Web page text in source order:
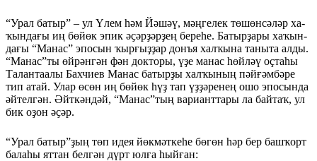
“Урал батыр” – ул Үлем һәм Йәшәү, мәңгелек төшөнсәләр ха­
ҡындағы иң бөйөк эпик әҫәрҙәр­ҙең береһе. Батырҙары хаҡын­
дағы “Манас” эпосын ҡырғыҙҙар донъя халҡына таныта алды.
“Ма­нас”ты өйрәнгән фән докторы, үҙе манас һөйләү оҫтаһы
Талан­таалы Бахчиев Манас батырҙы халҡының пәйғәмбәре
тип атай. Улар өсөн иң бөйөк һүҙ тап үҙҙәренең ошо эпосында
әйтелгән. Әйт­кәндәй, “Манас”тың варианттары ла байтаҡ, ул
бик оҙон әҫәр.
“Урал батыр”ҙың төп идея йөкмәткеһе бөгөн һәр бер баш­ҡорт
балаһы яттан белгән дүрт юлға һыйған: